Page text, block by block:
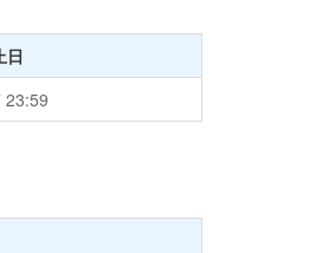
日
23:59